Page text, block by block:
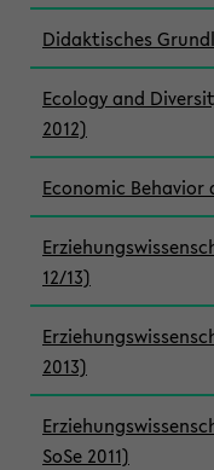
Didaktisches
Ecology and
2012)
Economic
12/13)
2013)
SoSe 2011)